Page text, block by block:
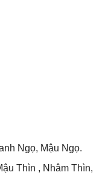
Ngọ, Mậu Ngọ.
Thìn , Nhâm Thìn,